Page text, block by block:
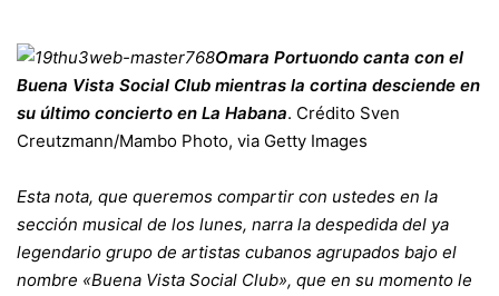
Omara Portuondo canta con el
Buena Vista Social Club mientras la cortina desciende en
su último concierto en La Habana. Crédito Sven
Creutzmann/Mambo Photo, via Getty Images
Esta nota, que queremos compartir con ustedes en la
sección musical de los lunes, narra la despedida del ya
legendario grupo de artistas cubanos agrupados bajo el
nombre «Buena Vista Social Club», que en su momento le